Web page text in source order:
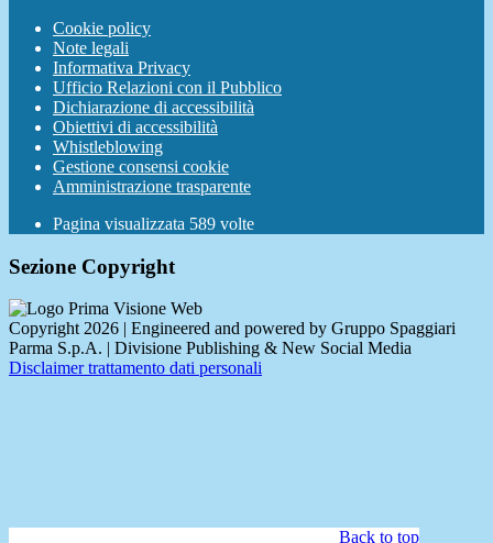
Cookie policy
Note legali
Informativa Privacy
Ufficio Relazioni con il Pubblico
Dichiarazione di accessibilità
Obiettivi di accessibilità
Whistleblowing
Gestione consensi cookie
Amministrazione trasparente
Pagina visualizzata 589 volte
Sezione Copyright
Copyright 2026 | Engineered and powered by Gruppo Spaggiari
Parma S.p.A. | Divisione Publishing & New Social Media
Disclaimer trattamento dati personali
Back to top